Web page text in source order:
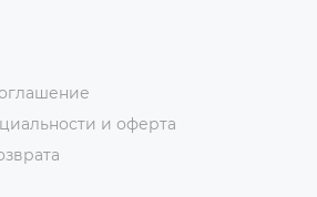
и оферта